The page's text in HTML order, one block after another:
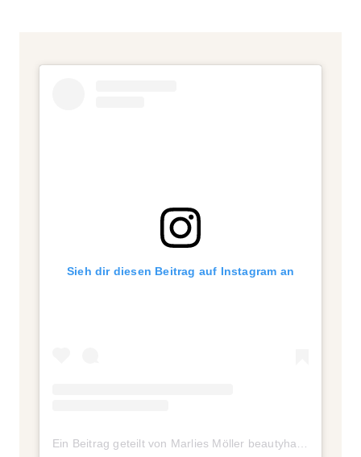
Sieh dir diesen Beitrag auf Instagram an